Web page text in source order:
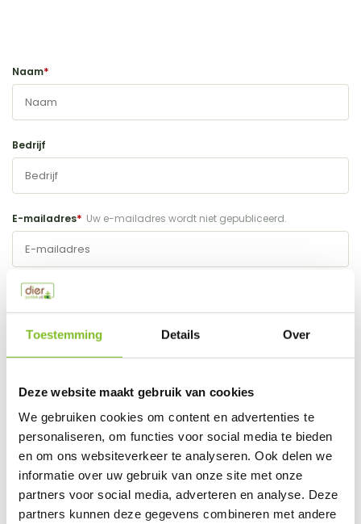
Toestemming Details Over
Deze website maakt gebruik van cookies
We gebruiken cookies om content en advertenties te
personaliseren, om functies voor social media te bieden
en om ons websiteverkeer te analyseren. Ook delen we
informatie over uw gebruik van onze site met onze
partners voor social media, adverteren en analyse. Deze
partners kunnen deze gegevens combineren met andere
Naam*
Bedrijf
E-mailadres* Uw e-mailadres wordt niet gepubliceerd.
Telefoonnummer
Opmerking*